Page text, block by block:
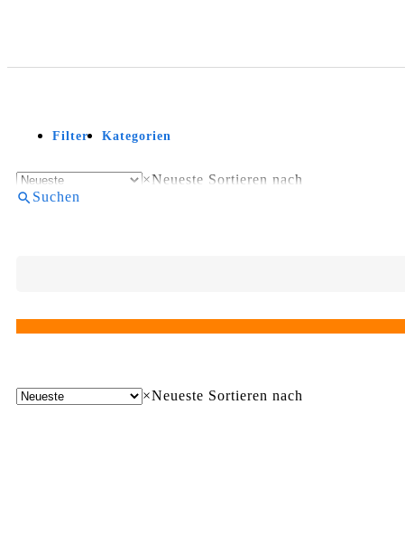
Filter Kategorien
×Neueste Sortieren nach
Suchen
×Neueste Sortieren nach